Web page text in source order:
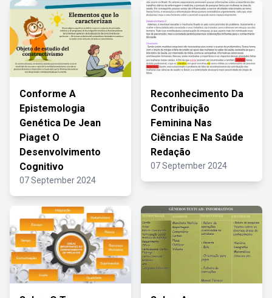
Conforme A
Epistemologia
Genética De Jean
Piaget O
Desenvolvimento
Cognitivo
07 September 2024
Reconhecimento Da
Contribuição
Feminina Nas
Ciências E Na Saúde
Redação
07 September 2024